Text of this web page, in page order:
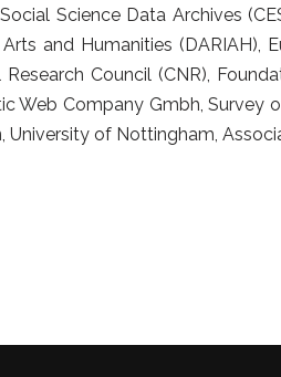
Science Data Archives
and Humanities (DARIAH),
Council (CNR),
Web Company Gmbh, Survey
of Nottingham,